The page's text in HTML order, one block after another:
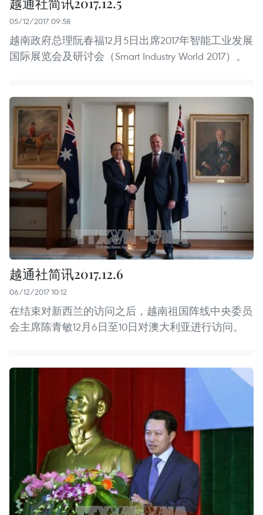
05/12/2017 09:58
越南政府总理阮春福12月5日出席2017年智能工业发展
国际展览会及研讨会（Smart Industry World 2017）。
越通社简讯2017.12.6
06/12/2017 10:12
在结束对新西兰的访问之后，越南祖国阵线中央委员
会主席陈青敏12月6日至10日对澳大利亚进行访问。